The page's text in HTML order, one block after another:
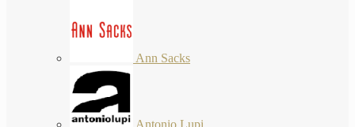
Ann Sacks